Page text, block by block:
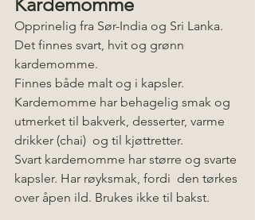
Opprinelig fra Sør-India og Sri Lanka.
Det finnes svart, hvit og grønn
kardemomme.
Finnes både malt og i kapsler.
Kardemomme har behagelig smak og
utmerket til bakverk, desserter, varme
drikker (chai)  og til kjøttretter.
Svart kardemomme har større og svarte
kapsler. Har røyksmak, fordi  den tørkes
over åpen ild. Brukes ikke til bakst.